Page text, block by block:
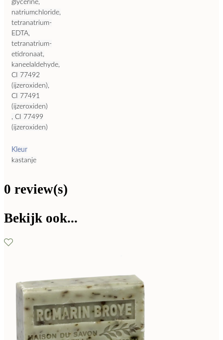
glycerine,
natriumchloride,
tetranatrium-
EDTA,
tetranatrium-
etidronaat,
kaneelaldehyde,
CI 77492
(ijzeroxiden),
CI 77491
(ijzeroxiden)
, CI 77499
(ijzeroxiden)
Kleur
kastanje
0 review(s)
Bekijk ook...